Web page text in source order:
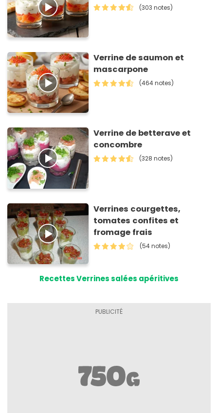
(303 notes)
Verrine de saumon et
mascarpone
(464 notes)
Verrine de betterave et
concombre
(328 notes)
Verrines courgettes,
tomates confites et
fromage frais
(54 notes)
Recettes Verrines salées apéritives